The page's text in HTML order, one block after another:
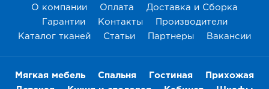
О компании Оплата
Доставка и Сборка
Гарантии
Контакты
Производители
Каталог тканей
Статьи Партнеры Вакансии
Мягкая мебель Спальня Гостиная
Прихожая